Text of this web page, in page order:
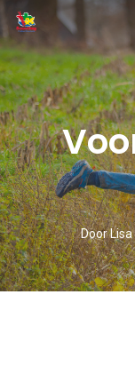
Skip
to
main
content
Door